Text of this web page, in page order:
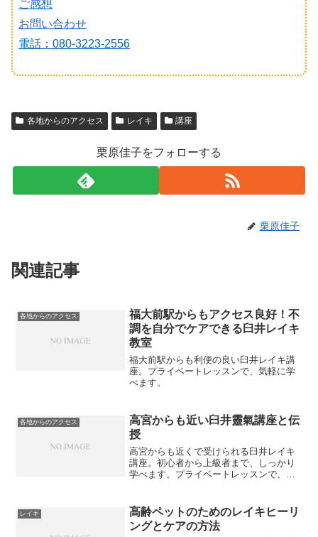
ご感想
お問い合わせ
電話：080-3223-2556
各地からのアクセス レイキ 講座
栗原佳子をフォローする
栗原佳子
関連記事
各地からのアクセス
福大前駅からもアクセス良好！不
調を自分でケアできる臼井レイキ
教室
福大前駅からも利便の良い臼井レイキ講
座。プライベートレッスンで、気軽に学
べます。
各地からのアクセス
高宮からも近い臼井靈氣講座と伝
授
高宮からも近くで受けられる臼井レイキ
講座。初心者から上級者まで、しっかり
学べます。プライベートレッスンで、自
レイキ
高齢ペットのためのレイキヒーリ
ングとケアの方法